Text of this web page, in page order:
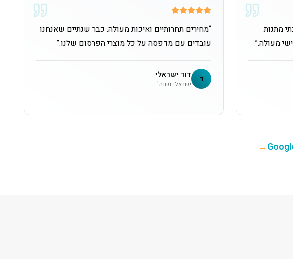
מתנות
מעולה.”
“מחירים תחרותיים ואיכות מעולה. כבר שנתיים שאנחנו
עובדים עם מדפסה על כל מוצרי הפרסום שלנו.”
ד דוד ישראלי
ישראלי ושות'
→